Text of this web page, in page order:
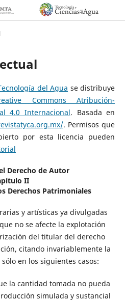
del Agua se distribuye
Commons Atribución-
4.0 Internacional. Basada en
. Permisos que
por esta licencia pueden
Derecho de Autor
II
Derechos Patrimoniales
y artísticas ya divulgadas
no se afecte la explotación
del titular del derecho
citando invariablemente la
en los siguientes casos:
la cantidad tomada no pueda
simulada y sustancial